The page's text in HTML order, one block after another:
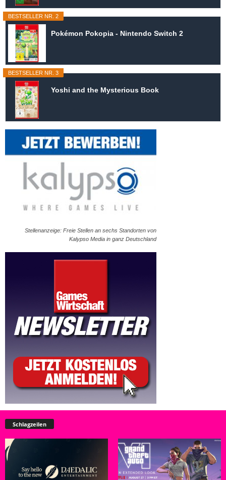
BESTSELLER NR. 2
Pokémon Pokopia - Nintendo Switch 2
BESTSELLER NR. 3
Yoshi and the Mysterious Book
Stellenanzeige: Freie Stellen an sechs Standorten von
Kalypso Media in ganz Deutschland
Schlagzeilen